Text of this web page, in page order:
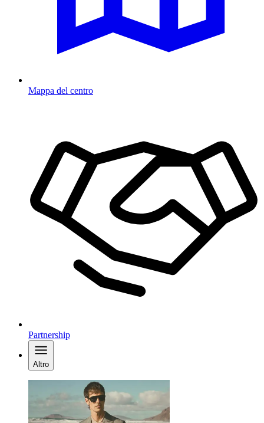
Mappa del centro
Partnership
Altro